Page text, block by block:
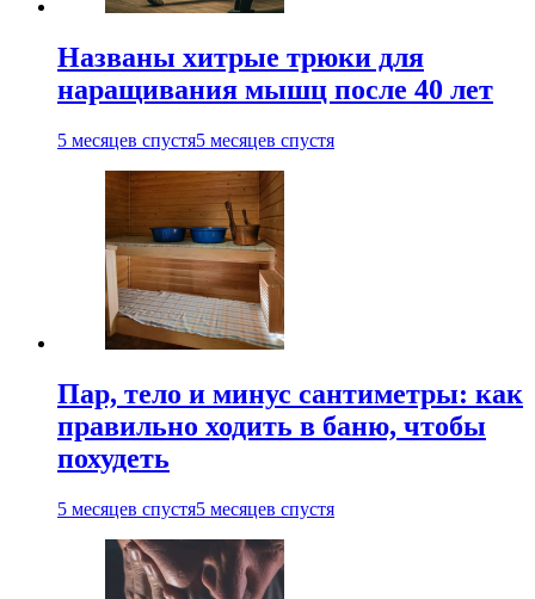
Названы хитрые трюки для
наращивания мышц после 40 лет
5 месяцев спустя5 месяцев спустя
Пар, тело и минус сантиметры: как
правильно ходить в баню, чтобы
похудеть
5 месяцев спустя5 месяцев спустя